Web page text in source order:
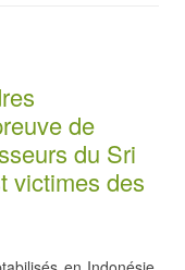
de
du Sri
victimes des